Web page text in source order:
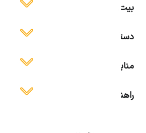
بیت ایمن
دسترسی آسان
منابع آموزشی
راهنمای استفاده